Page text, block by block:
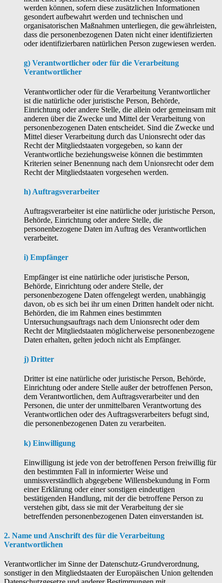
werden können, sofern diese zusätzlichen Informationen
gesondert aufbewahrt werden und technischen und
organisatorischen Maßnahmen unterliegen, die gewährleisten,
dass die personenbezogenen Daten nicht einer identifizierten
oder identifizierbaren natürlichen Person zugewiesen werden.
g) Verantwortlicher oder für die Verarbeitung
Verantwortlicher
Verantwortlicher oder für die Verarbeitung Verantwortlicher
ist die natürliche oder juristische Person, Behörde,
Einrichtung oder andere Stelle, die allein oder gemeinsam mit
anderen über die Zwecke und Mittel der Verarbeitung von
personenbezogenen Daten entscheidet. Sind die Zwecke und
Mittel dieser Verarbeitung durch das Unionsrecht oder das
Recht der Mitgliedstaaten vorgegeben, so kann der
Verantwortliche beziehungsweise können die bestimmten
Kriterien seiner Benennung nach dem Unionsrecht oder dem
Recht der Mitgliedstaaten vorgesehen werden.
h) Auftragsverarbeiter
Auftragsverarbeiter ist eine natürliche oder juristische Person,
Behörde, Einrichtung oder andere Stelle, die
personenbezogene Daten im Auftrag des Verantwortlichen
verarbeitet.
i) Empfänger
Empfänger ist eine natürliche oder juristische Person,
Behörde, Einrichtung oder andere Stelle, der
personenbezogene Daten offengelegt werden, unabhängig
davon, ob es sich bei ihr um einen Dritten handelt oder nicht.
Behörden, die im Rahmen eines bestimmten
Untersuchungsauftrags nach dem Unionsrecht oder dem
Recht der Mitgliedstaaten möglicherweise personenbezogene
Daten erhalten, gelten jedoch nicht als Empfänger.
j) Dritter
Dritter ist eine natürliche oder juristische Person, Behörde,
Einrichtung oder andere Stelle außer der betroffenen Person,
dem Verantwortlichen, dem Auftragsverarbeiter und den
Personen, die unter der unmittelbaren Verantwortung des
Verantwortlichen oder des Auftragsverarbeiters befugt sind,
die personenbezogenen Daten zu verarbeiten.
k) Einwilligung
Einwilligung ist jede von der betroffenen Person freiwillig für
den bestimmten Fall in informierter Weise und
unmissverständlich abgegebene Willensbekundung in Form
einer Erklärung oder einer sonstigen eindeutigen
bestätigenden Handlung, mit der die betroffene Person zu
verstehen gibt, dass sie mit der Verarbeitung der sie
betreffenden personenbezogenen Daten einverstanden ist.
2. Name und Anschrift des für die Verarbeitung
Verantwortlichen
Verantwortlicher im Sinne der Datenschutz-Grundverordnung,
sonstiger in den Mitgliedstaaten der Europäischen Union geltenden